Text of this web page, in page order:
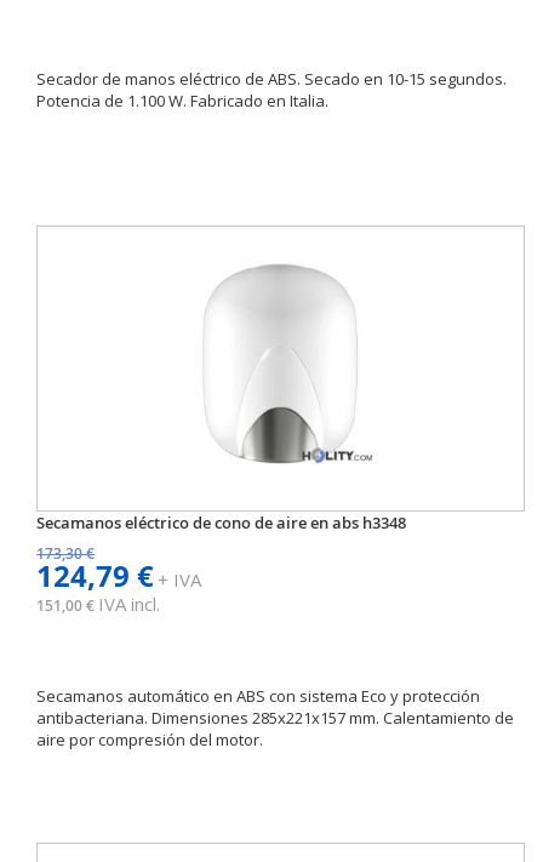
Secador de manos eléctrico de ABS. Secado en 10-15 segundos.
Potencia de 1.100 W. Fabricado en Italia.
Secamanos eléctrico de cono de aire en abs h3348
173,30 €
124,79 €+ IVA
151,00 € IVA incl.
Secamanos automático en ABS con sistema Eco y protección
antibacteriana. Dimensiones 285x221x157 mm. Calentamiento de
aire por compresión del motor.